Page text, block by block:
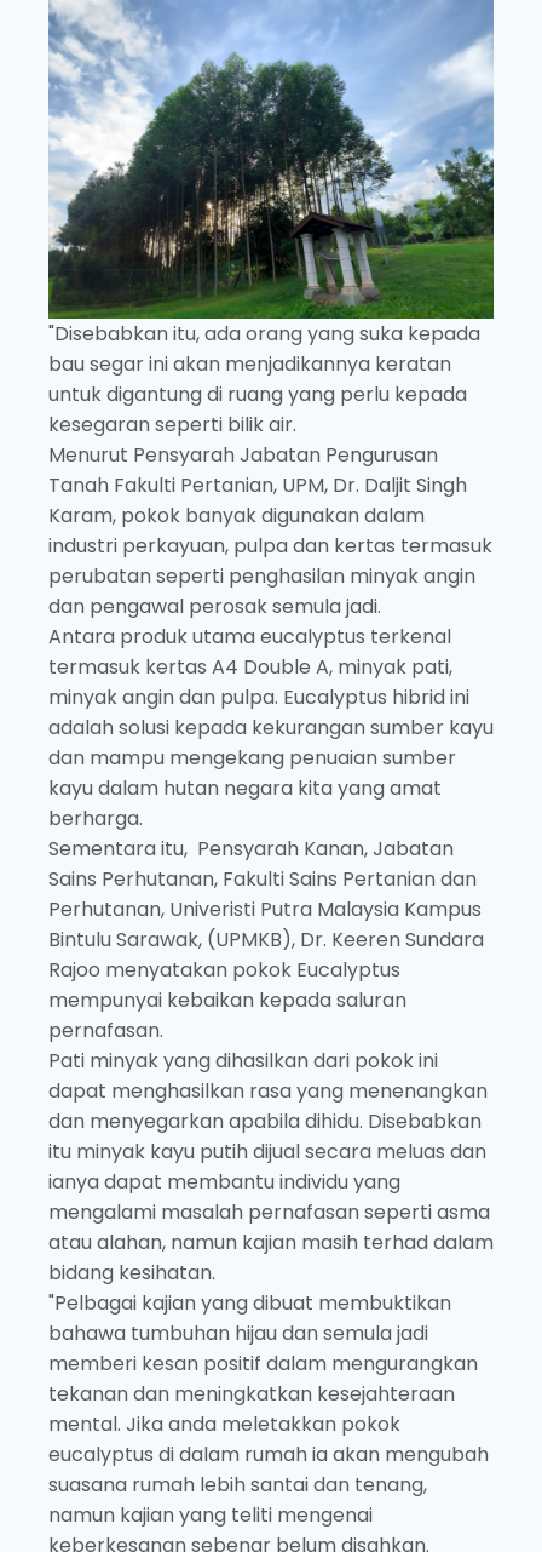
"Disebabkan itu, ada orang yang suka kepada
bau segar ini akan menjadikannya keratan
untuk digantung di ruang yang perlu kepada
kesegaran seperti bilik air.
Menurut Pensyarah Jabatan Pengurusan
Tanah Fakulti Pertanian, UPM, Dr. Daljit Singh
Karam, pokok banyak digunakan dalam
industri perkayuan, pulpa dan kertas termasuk
perubatan seperti penghasilan minyak angin
dan pengawal perosak semula jadi.
Antara produk utama eucalyptus terkenal
termasuk kertas A4 Double A, minyak pati,
minyak angin dan pulpa. Eucalyptus hibrid ini
adalah solusi kepada kekurangan sumber kayu
dan mampu mengekang penuaian sumber
kayu dalam hutan negara kita yang amat
berharga.
Sementara itu, Pensyarah Kanan, Jabatan
Sains Perhutanan, Fakulti Sains Pertanian dan
Perhutanan, Univeristi Putra Malaysia Kampus
Bintulu Sarawak, (UPMKB), Dr. Keeren Sundara
Rajoo menyatakan pokok Eucalyptus
mempunyai kebaikan kepada saluran
pernafasan.
Pati minyak yang dihasilkan dari pokok ini
dapat menghasilkan rasa yang menenangkan
dan menyegarkan apabila dihidu. Disebabkan
itu minyak kayu putih dijual secara meluas dan
ianya dapat membantu individu yang
mengalami masalah pernafasan seperti asma
atau alahan, namun kajian masih terhad dalam
bidang kesihatan.
"Pelbagai kajian yang dibuat membuktikan
bahawa tumbuhan hijau dan semula jadi
memberi kesan positif dalam mengurangkan
tekanan dan meningkatkan kesejahteraan
mental. Jika anda meletakkan pokok
eucalyptus di dalam rumah ia akan mengubah
suasana rumah lebih santai dan tenang,
namun kajian yang teliti mengenai
keberkesanan sebenar belum disahkan.